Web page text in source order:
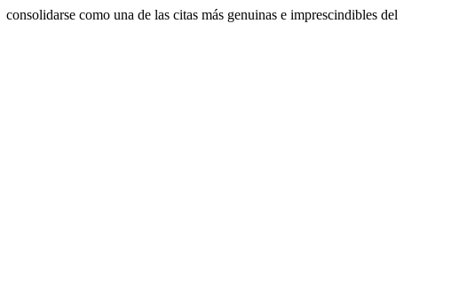
como una de las citas más genuinas e imprescindibles del